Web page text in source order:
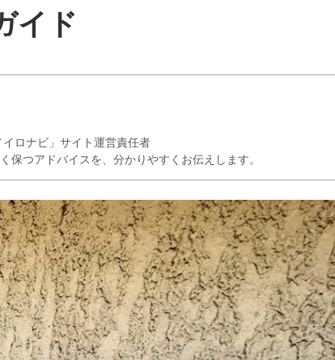
イド
ロナビ」サイト運営責任者
つアドバイスを、分かりやすくお伝えします。